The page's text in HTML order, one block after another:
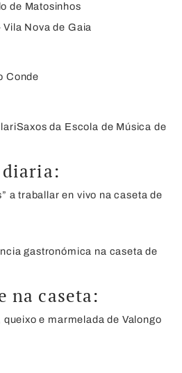
de Matosinhos
Nova de Gaia
Conde
da Escola de Música de
a traballar en vivo na caseta de
gastronómica na caseta de
na caseta:
queixo e marmelada de Valongo